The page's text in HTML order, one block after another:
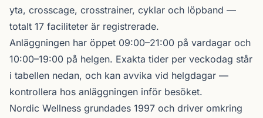
yta, crosscage, crosstrainer, cyklar och löpband —
totalt 17 faciliteter är registrerade.
Anläggningen har öppet 09:00–21:00 på vardagar och
10:00–19:00 på helgen. Exakta tider per veckodag står
i tabellen nedan, och kan avvika vid helgdagar —
kontrollera hos anläggningen inför besöket.
Nordic Wellness grundades 1997 och driver omkring